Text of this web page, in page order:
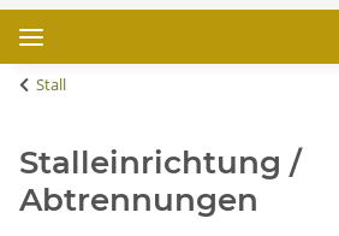
Stall
Stalleinrichtung /
Abtrennungen